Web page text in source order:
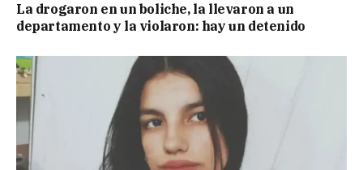
La drogaron en un boliche, la llevaron a un
departamento y la violaron: hay un detenido